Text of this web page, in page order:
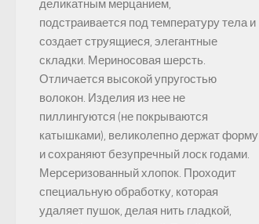
деликатным мерцанием,
подстраивается под температуру тела и
создает струящиеся, элегантные
складки. Мериносовая шерсть.
Отличается высокой упругостью
волокон. Изделия из нее не
пиллингуются (не покрываются
катышками), великолепно держат форму
и сохраняют безупречный лоск годами.
Мерсеризованный хлопок. Проходит
специальную обработку, которая
удаляет пушок, делая нить гладкой,